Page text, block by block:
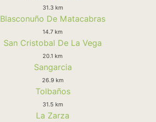
31.3 km
Blasconuño De Matacabras
14.7 km
San Cristobal De La Vega
20.1 km
Sangarcia
26.9 km
Tolbaños
31.5 km
La Zarza